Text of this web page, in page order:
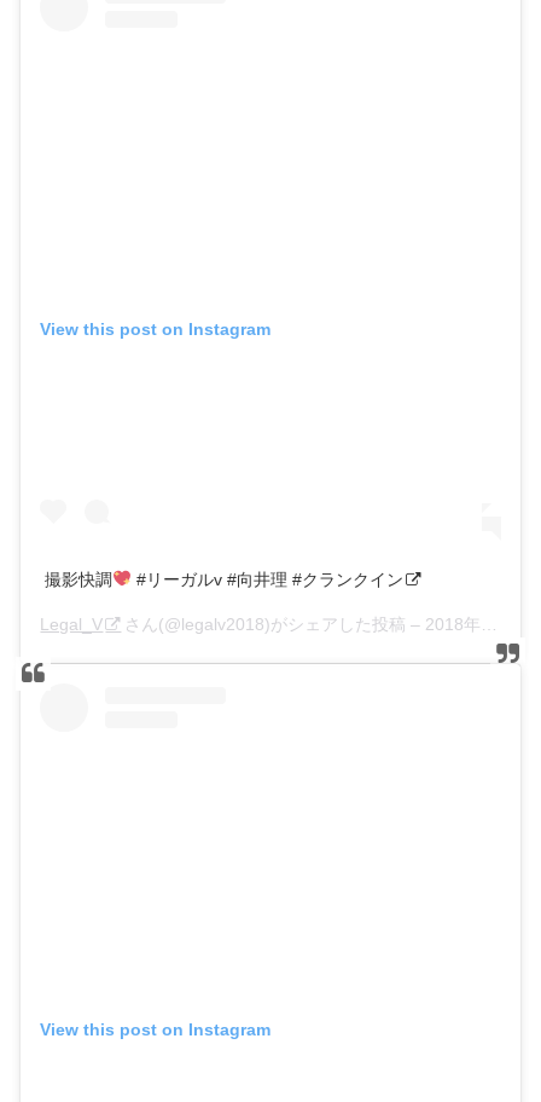
View this post on Instagram
撮影快調 #リーガルv #向井理 #クランクイン
Legal_V さん(@legalv2018)がシェアした投稿 – 2018年 9月月6日午後10時55分PDT
View this post on Instagram